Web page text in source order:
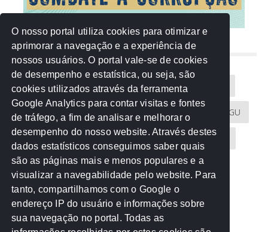
NUVEM DE TAGS
Acontece na Rede AGU AMM
Atricon Audicom CAU-MT CGU
CREA-MT Eventos MPC-MT MPE-MT
MPF Notícias PF PGE-MT PGR
Receita Federal Sem categoria
TCE-MT TCU TRE
O nosso portal utiliza cookies para otimizar e
aprimorar a navegação e a experiência de
nossos usuários. O portal vale-se de cookies
de desempenho e estatística, ou seja, são
cookies utilizados através da ferramenta
Google Analytics para contar visitas e fontes
de tráfego, a fim de analisar e melhorar o
desempenho do nosso website. Através destes
dados estatísticos conseguimos saber quais
são as páginas mais e menos populares e a
visualizar a navegabilidade pelo website. Para
tanto, compartilhamos com o Google o
endereço IP do usuário e informações sobre
sua navegação no portal. Todas as